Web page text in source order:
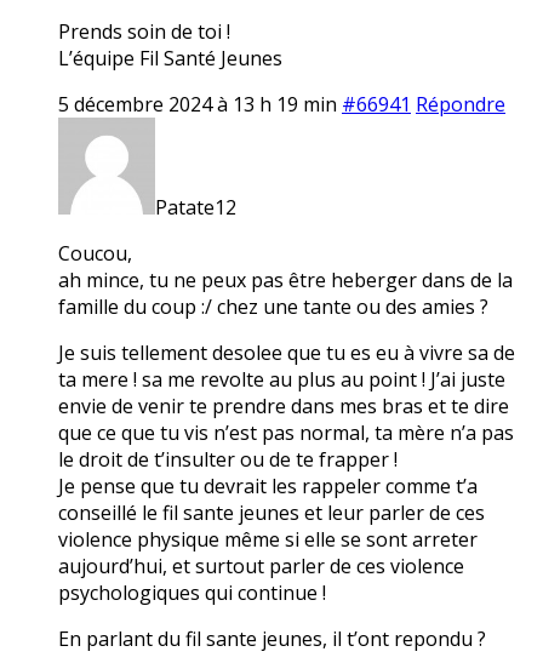
Prends soin de toi !
L’équipe Fil Santé Jeunes
5 décembre 2024 à 13 h 19 min #66941 Répondre
Patate12
Coucou,
ah mince, tu ne peux pas être heberger dans de la
famille du coup :/ chez une tante ou des amies ?
Je suis tellement desolee que tu es eu à vivre sa de
ta mere ! sa me revolte au plus au point ! J’ai juste
envie de venir te prendre dans mes bras et te dire
que ce que tu vis n’est pas normal, ta mère n’a pas
le droit de t’insulter ou de te frapper !
Je pense que tu devrait les rappeler comme t’a
conseillé le fil sante jeunes et leur parler de ces
violence physique même si elle se sont arreter
aujourd’hui, et surtout parler de ces violence
psychologiques qui continue !
En parlant du fil sante jeunes, il t’ont repondu ?